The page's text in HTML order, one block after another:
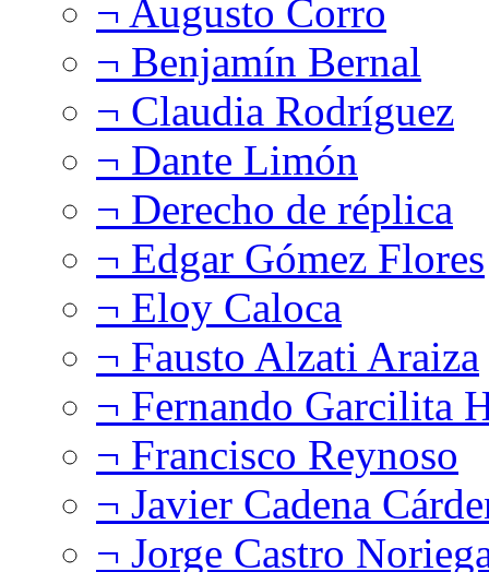
¬ Augusto Corro
¬ Benjamín Bernal
¬ Claudia Rodríguez
¬ Dante Limón
¬ Derecho de réplica
¬ Edgar Gómez Flores
¬ Eloy Caloca
¬ Fausto Alzati Araiza
¬ Fernando Garcilita
¬ Francisco Reynoso
¬ Javier Cadena
¬ Jorge Castro